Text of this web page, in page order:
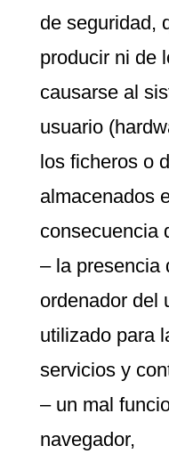
de seguridad,
producir ni de
causarse al
usuario
los ficheros o
almacenados
consecuencia
– la presencia
ordenador del
utilizado para
servicios y
– un mal
navegador,